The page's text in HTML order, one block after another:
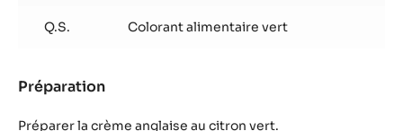
Q.S. Colorant alimentaire vert
Préparation
au
Préparer la crème anglaise au citron vert.